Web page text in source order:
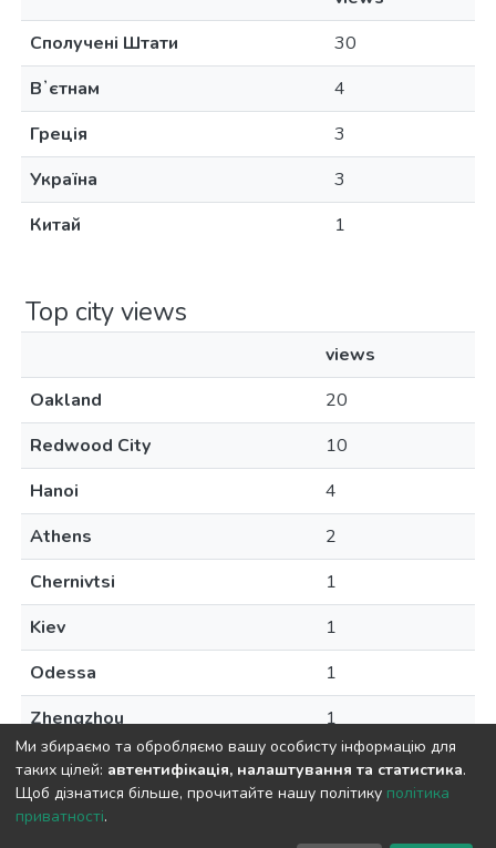
Сполучені Штати
30
Вʼєтнам
4
Греція
3
Україна
3
Китай
1
Top city views
views
Oakland
20
Redwood City
10
Hanoi
4
Athens
2
Chernivtsi
1
Kiev
1
Odessa
1
Zhengzhou
1
Ми збираємо та обробляємо вашу особисту інформацію для
таких цілей: автентифікація, налаштування та статистика.
Щоб дізнатися більше, прочитайте нашу політику політика
приватності.